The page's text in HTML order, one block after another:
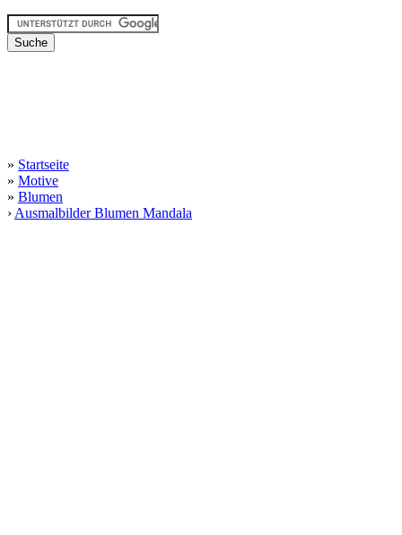
» Startseite
» Motive
» Blumen
› Ausmalbilder Blumen Mandala